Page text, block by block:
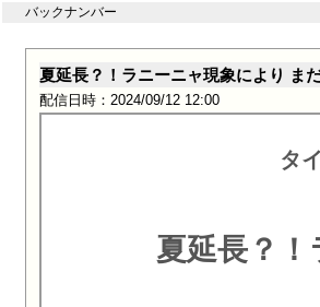
バックナンバー
夏延長？！ラニーニャ現象により ま
配信日時：2024/09/12 12:00